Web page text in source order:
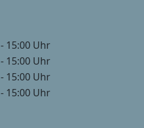
- 15:00 Uhr
- 15:00 Uhr
- 15:00 Uhr
- 15:00 Uhr